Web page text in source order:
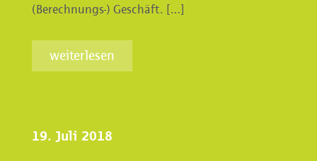
(Berechnungs-) Geschäft. […]
weiterlesen
19. Juli 2018